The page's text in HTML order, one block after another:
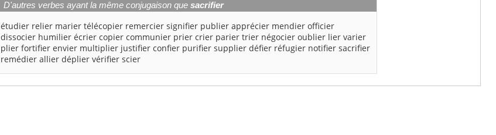
D'autres verbes ayant la même conjugaison quesacrifier
étudier relier marier télécopier remercier signifier publier apprécier mendier officier
dissocier humilier écrier copier communier prier crier parier trier négocier oublier lier varier
plier fortifier envier multiplier justifier confier purifier supplier défier réfugier notifier sacrifier
remédier allier déplier vérifier scier